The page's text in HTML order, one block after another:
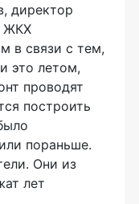
директор
ЖКХ
в связи с тем,
это летом,
проводят
построить
пораньше.
Они из
лет